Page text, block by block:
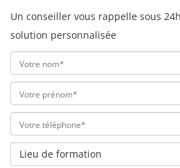
Un conseiller vous rappelle sous
solution personnalisée
Lieu de formation